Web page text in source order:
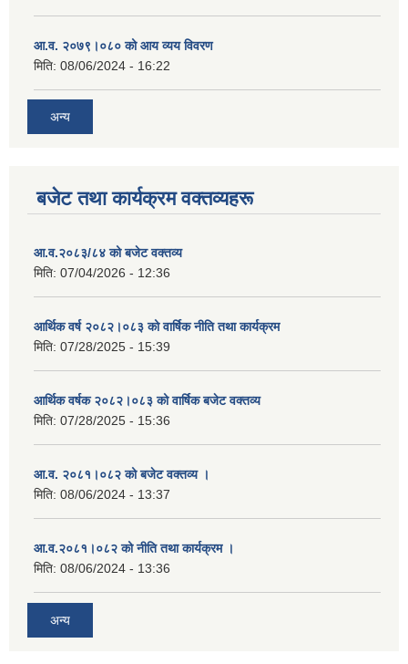
आ.व. २०७९।०८० को आय व्यय विवरण
मिति: 08/06/2024 - 16:22
अन्य
बजेट तथा कार्यक्रम वक्तव्यहरू
आ.व.२०८३/८४ को बजेट वक्तव्य
मिति: 07/04/2026 - 12:36
आर्थिक वर्ष २०८२।०८३ को वार्षिक नीति तथा कार्यक्रम
मिति: 07/28/2025 - 15:39
आर्थिक वर्षक २०८२।०८३ को वार्षिक बजेट वक्तव्य
मिति: 07/28/2025 - 15:36
आ.व. २०८१।०८२ को बजेट वक्तव्य ।
मिति: 08/06/2024 - 13:37
आ.व.२०८१।०८२ को नीति तथा कार्यक्रम ।
मिति: 08/06/2024 - 13:36
अन्य